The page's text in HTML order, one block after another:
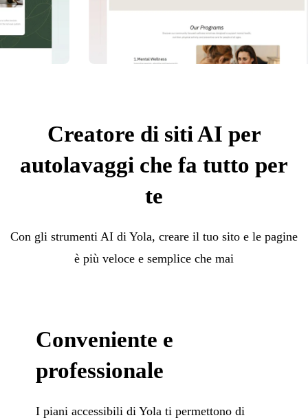
Creatore di siti AI per
autolavaggi che fa tutto per
te
Con gli strumenti AI di Yola, creare il tuo sito e le pagine
è più veloce e semplice che mai
Conveniente e
professionale
I piani accessibili di Yola ti permettono di